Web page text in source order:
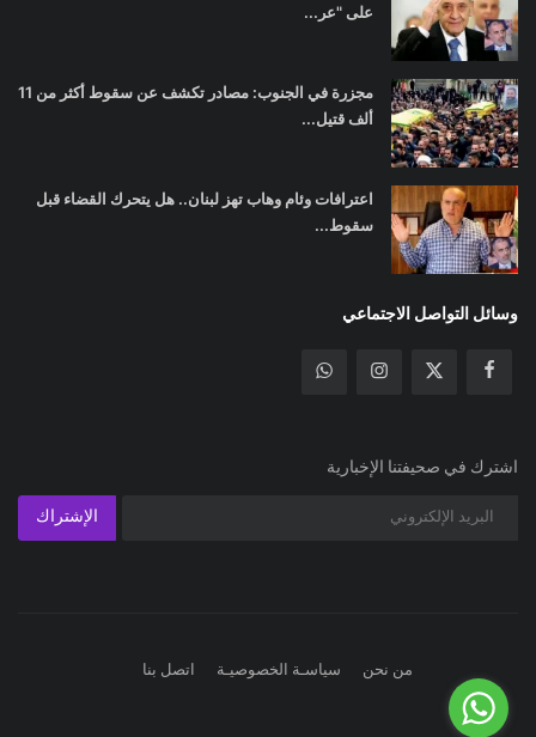
على "عر...
مجزرة في الجنوب: مصادر تكشف عن سقوط أكثر من 11
ألف قتيل...
اعترافات وئام وهاب تهز لبنان.. هل يتحرك القضاء قبل
سقوط...
وسائل التواصل الاجتماعي
اشترك في صحيفتنا الإخبارية
الإشتراك
من نحن سياسـة الخصوصيـة اتصل بنا